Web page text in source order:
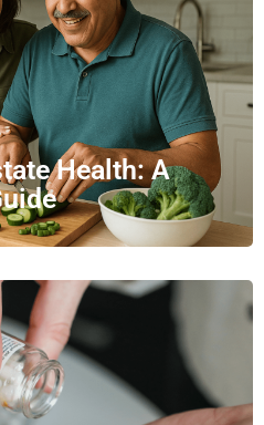
Health: A